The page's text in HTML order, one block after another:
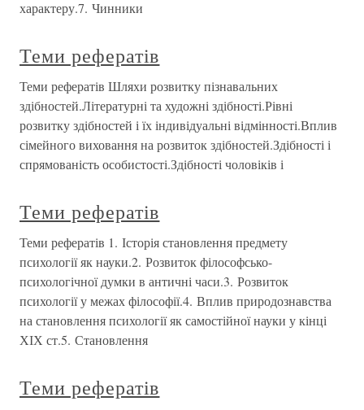
характеру.7. Чинники
Теми рефератів
Теми рефератів Шляхи розвитку пізнавальних
здібностей.Літературні та художні здібності.Рівні
розвитку здібностей і їх індивідуальні відмінності.Вплив
сімейного виховання на розвиток здібностей.Здібності і
спрямованість особистості.Здібності чоловіків і
Теми рефератів
Теми рефератів 1. Історія становлення предмету
психології як науки.2. Розвиток філософсько-
психологічної думки в античні часи.3. Розвиток
психології у межах філософії.4. Вплив природознавства
на становлення психології як самостійної науки у кінці
ХІХ ст.5. Становлення
Теми рефератів